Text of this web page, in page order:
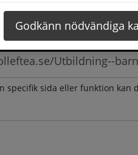
Godkänn nödvändiga
som frågan berör
specifik sida eller funktion kan